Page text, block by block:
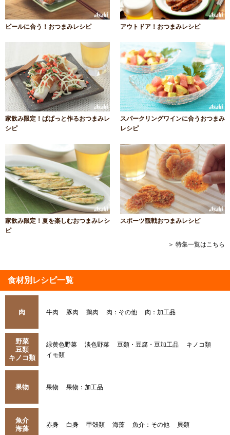
ビールに合う！おつまみレシピ アウトドア！おつまみレシピ
家飲み限定！ぱぱっと作るおつまみレ
シピ
スパークリングワインに合うおつまみ
レシピ
家飲み限定！夏を楽しむおつまみレシ
ピ
スポーツ観戦おつまみレシピ
＞ 特集一覧はこちら
食材別レシピ一覧
肉 牛肉 豚肉 鶏肉 肉：その他 肉：加工品
野菜
豆類
キノコ類
緑黄色野菜 淡色野菜 豆類・豆腐・豆加工品
キノコ類
イモ類
果物 果物 果物：加工品
魚介
海藻
赤身 白身 甲殻類 海藻 魚介：その他 貝類